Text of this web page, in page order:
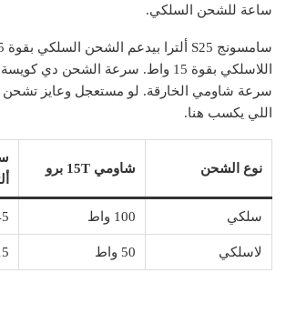
ساعة للشحن السلكي.
اللاسلكي بقوة 15 واط. سرعة الشحن
سرعة شاومي الخارقة. لو مستعجل وعايز
اللي يكسب هنا.
نوع الشحن شاومي 15T برو
سلكي 100 واط 45
لاسلكي 50 واط 15